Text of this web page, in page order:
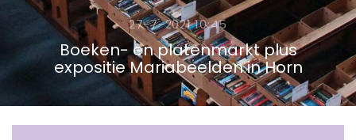
27-7-2021 10:45
Boeken- en platenmarkt plus
expositie Mariabeelden in Horn